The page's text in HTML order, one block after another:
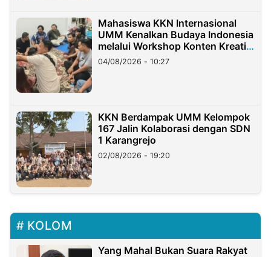
Mahasiswa KKN Internasional
UMM Kenalkan Budaya Indonesia
melalui Workshop Konten Kreatif
di Taiwan
04/08/2026 - 10:27
KKN Berdampak UMM Kelompok
167 Jalin Kolaborasi dengan SDN
1 Karangrejo
02/08/2026 - 19:20
KOLOM
Yang Mahal Bukan Suara Rakyat